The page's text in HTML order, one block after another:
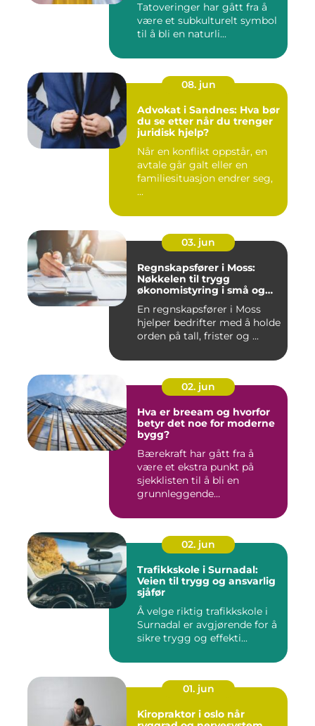
Tatoveringer har gått fra å
være et subkulturelt symbol
til å bli en naturli...
08. jun
Advokat i Sandnes: Hva bør
du se etter når du trenger
juridisk hjelp?
Når en konflikt oppstår, en
avtale går galt eller en
familiesituasjon endrer seg,
...
03. jun
Regnskapsfører i Moss:
Nøkkelen til trygg
økonomistyring i små og
En regnskapsfører i Moss
hjelper bedrifter med å holde
orden på tall, frister og ...
02. jun
Hva er breeam og hvorfor
betyr det noe for moderne
bygg?
Bærekraft har gått fra å
være et ekstra punkt på
sjekklisten til å bli en
grunnleggende
02. jun
Trafikkskole i Surnadal:
Veien til trygg og ansvarlig
sjåfør
Å velge riktig trafikkskole i
Surnadal er avgjørende for å
sikre trygg og effekti...
01. jun
Kiropraktor i oslo når